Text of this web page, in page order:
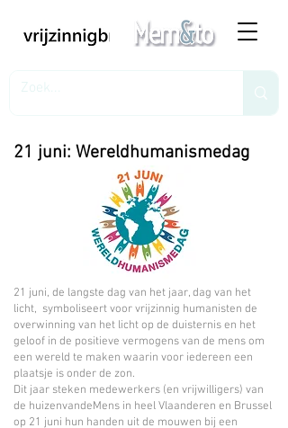
21 juni: Wereldhumanismedag
21 juni, de langste dag van het jaar, dag van het
licht, symboliseert voor vrijzinnig humanisten de
overwinning van het licht op de duisternis en het
geloof in de positieve vermogens van de mens om
een wereld te maken waarin voor iedereen een
plaatsje is onder de zon.
Dit jaar steken medewerkers (en vrijwilligers) van
de huizenvandeMens in heel Vlaanderen en Brussel
op 21 juni hun handen uit de mouwen bij een